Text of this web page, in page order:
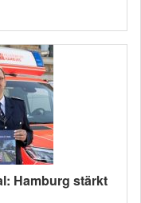
Hamburg stärkt